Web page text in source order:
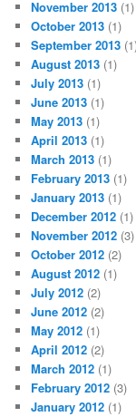
November 2013 (1)
October 2013 (1)
September 2013
August 2013 (1)
July 2013 (1)
June 2013 (1)
May 2013 (1)
April 2013 (1)
March 2013 (1)
February 2013 (1)
January 2013 (1)
December 2012 (1)
November 2012 (3)
October 2012 (2)
August 2012 (1)
July 2012 (2)
June 2012 (2)
May 2012 (1)
April 2012 (2)
March 2012 (1)
February 2012 (3)
January 2012 (1)